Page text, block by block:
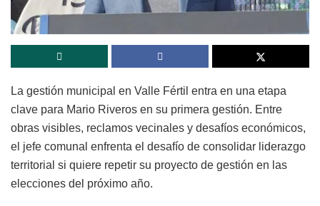
La gestión municipal en Valle Fértil entra en una etapa
clave para Mario Riveros en su primera gestión. Entre
obras visibles, reclamos vecinales y desafíos económicos,
el jefe comunal enfrenta el desafío de consolidar liderazgo
territorial si quiere repetir su proyecto de gestión en las
elecciones del próximo año.